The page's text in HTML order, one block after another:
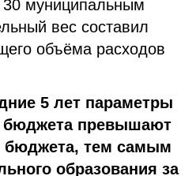
муниципальным
вес составил
объёма расходов
5 лет параметры
бюджета превышают
бюджета, тем самым
образования за